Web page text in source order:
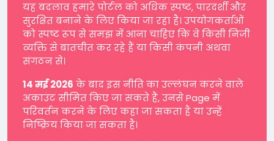
यह बदलाव हमारे पोर्टल को अधिक स्पष्ट, पारदर्शी और
सुरक्षित बनाने के लिए किया जा रहा है। उपयोगकर्ताओं
को स्पष्ट रूप से समझ में आना चाहिए कि वे किसी निजी
व्यक्ति से बातचीत कर रहे हैं या किसी कंपनी अथवा
संगठन से।
14 मई 2026 के बाद इस नीति का उल्लंघन करने वाले
अकाउंट सीमित किए जा सकते हैं, उनसे Page में
परिवर्तन करने के लिए कहा जा सकता है या उन्हें
निष्क्रिय किया जा सकता है।